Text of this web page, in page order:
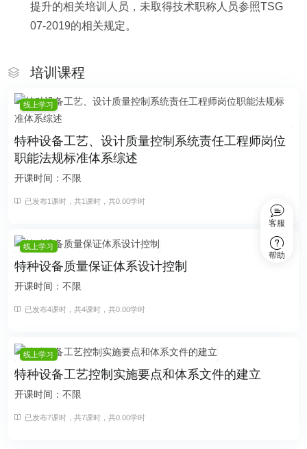
客服
帮助
提升的相关培训人员，未取得技术职称人员参照TSG
07-2019的相关规定。
培训课程
线上学习
特种设备工艺、设计质量控制系统责任工程师岗位
职能法规标准体系综述
开课时间：不限
已发布1课时，共1课时，共0.00学时
线上学习
特种设备质量保证体系设计控制
开课时间：不限
已发布4课时，共4课时，共0.00学时
线上学习
特种设备工艺控制实施要点和体系文件的建立
开课时间：不限
已发布7课时，共7课时，共0.00学时